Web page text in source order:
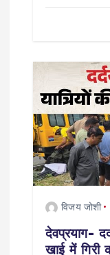
विजय जोशी
देवप्रयाग-
खाई में